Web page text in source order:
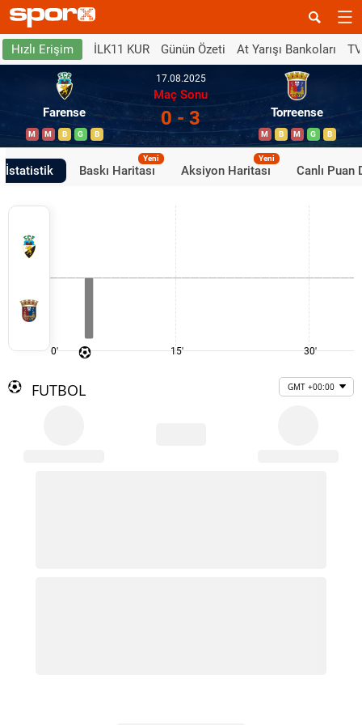
Hızlı Erişim İLK11 KUR Günün Özeti At Yarışı Bankoları
Farense
M M B G B
17.08.2025
Maç Sonu
0 - 3 Torreense
M B M G B
İstatistik Baskı Haritası
Yeni
Aksiyon Haritası
Yeni
Canlı Puan
0' 15' 30'
FUTBOL GMT +00:00